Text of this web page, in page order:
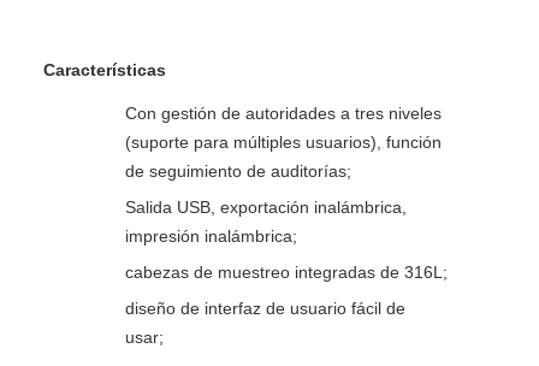
Características
Con gestión de autoridades a tres niveles
(suporte para múltiples usuarios), función
de seguimiento de auditorías;
Salida USB, exportación inalámbrica,
impresión inalámbrica;
cabezas de muestreo integradas de 316L;
diseño de interfaz de usuario fácil de
usar;